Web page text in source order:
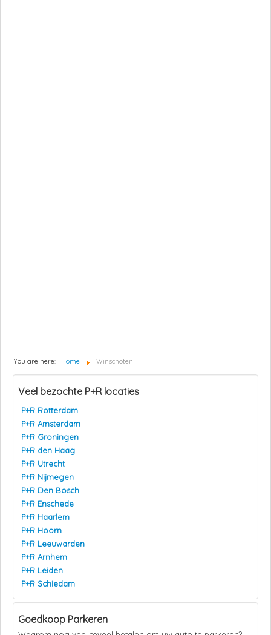
You are here: Home Winschoten
Veel bezochte P+R locaties
P+R Rotterdam
P+R Amsterdam
P+R Groningen
P+R den Haag
P+R Utrecht
P+R Nijmegen
P+R Den Bosch
P+R Enschede
P+R Haarlem
P+R Hoorn
P+R Leeuwarden
P+R Arnhem
P+R Leiden
P+R Schiedam
Goedkoop Parkeren